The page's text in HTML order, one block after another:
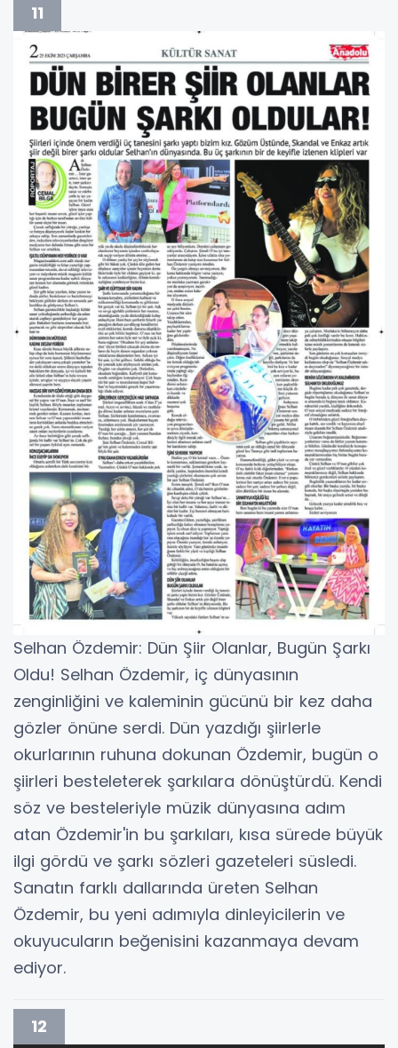
11
Selhan Özdemir: Dün Şiir Olanlar, Bugün Şarkı
Oldu! Selhan Özdemir, iç dünyasının
zenginliğini ve kaleminin gücünü bir kez daha
gözler önüne serdi. Dün yazdığı şiirlerle
okurlarının ruhuna dokunan Özdemir, bugün o
şiirleri besteleterek şarkılara dönüştürdü. Kendi
söz ve besteleriyle müzik dünyasına adım
atan Özdemir'in bu şarkıları, kısa sürede büyük
ilgi gördü ve şarkı sözleri gazeteleri süsledi.
Sanatın farklı dallarında üreten Selhan
Özdemir, bu yeni adımıyla dinleyicilerin ve
okuyucuların beğenisini kazanmaya devam
ediyor.
12